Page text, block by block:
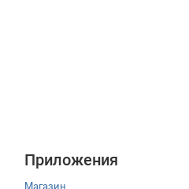
Приложения
Магазин